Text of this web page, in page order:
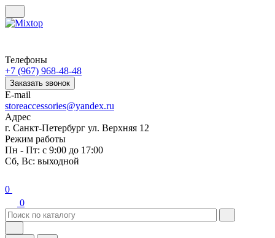
Телефоны
+7 (967) 968-48-48
Заказать звонок
E-mail
storeaccessories@yandex.ru
Адрес
г. Санкт-Петербург ул. Верхняя 12
Режим работы
Пн - Пт: с 9:00 до 17:00
Сб, Вс: выходной
0
0